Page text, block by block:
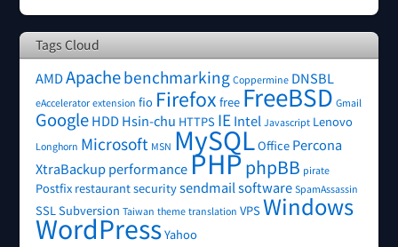
Tags Cloud
AMDApachebenchmarking Coppermine DNSBL
eAccelerator extension fio Firefox free FreeBSD Gmail
GoogleHDDHsin-chu HTTPS IE Intel Javascript Lenovo
Longhorn Microsoft MSN MySQLOffice Percona
XtraBackupperformancePHP phpBB pirate
Postfix restaurantsecuritysendmail software SpamAssassin
SSLSubversion Taiwan theme translation VPS Windows
WordPressYahoo